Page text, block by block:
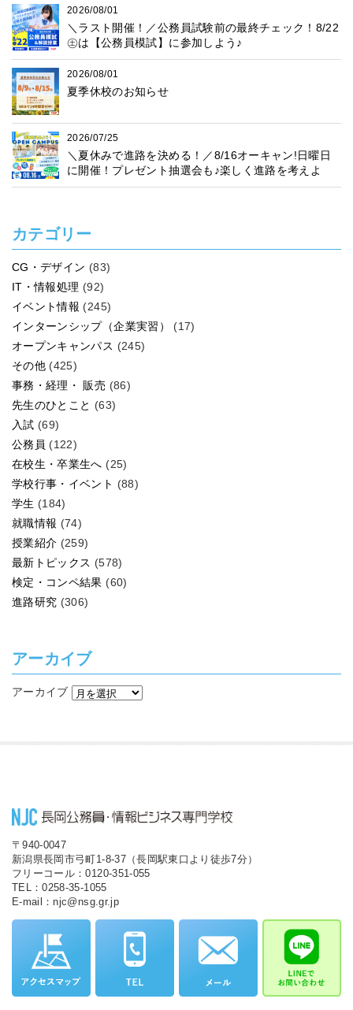
2026/08/01
＼ラスト開催！／公務員試験前の最終チェック！8/22
㊏は【公務員模試】に参加しよう♪
2026/08/01
夏季休校のお知らせ
2026/07/25
＼夏休みで進路を決める！／8/16オーキャン!日曜日
に開催！プレゼント抽選会も♪楽しく進路を考えよ
う！
カテゴリー
CG・デザイン (83)
IT・情報処理 (92)
イベント情報 (245)
インターンシップ（企業実習）
(17)
オープンキャンパス (245)
その他 (425)
事務・経理・ 販売 (86)
先生のひとこと (63)
入試 (69)
公務員 (122)
在校生・卒業生へ (25)
学校行事・イベント (88)
学生 (184)
就職情報 (74)
授業紹介 (259)
最新トピックス (578)
検定・コンペ結果 (60)
進路研究 (306)
アーカイブ
アーカイブ
〒940-0047
新潟県長岡市弓町1-8-37（長岡駅東口より徒歩7分）
フリーコール：0120-351-055
TEL：0258-35-1055
E-mail：njc@nsg.gr.jp